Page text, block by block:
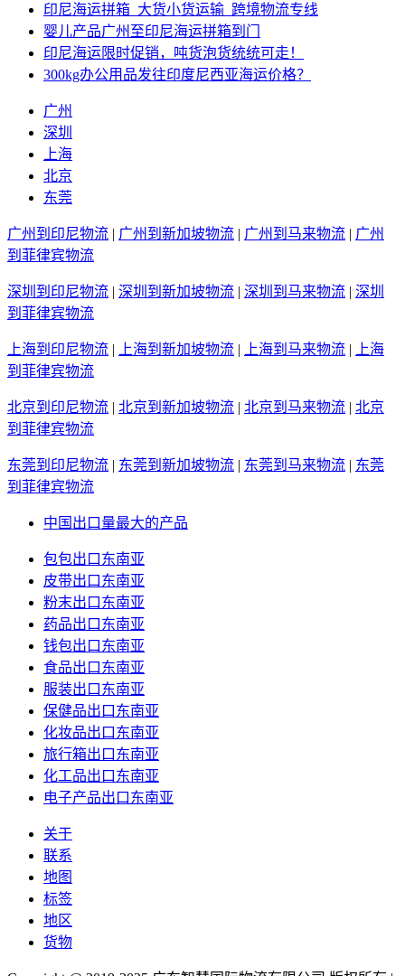
印尼海运拼箱_大货小货运输_跨境物流专线
婴儿产品广州至印尼海运拼箱到门
印尼海运限时促销，吨货泡货统统可走！
300kg办公用品发往印度尼西亚海运价格？
广州
深圳
上海
北京
东莞
广州到印尼物流 | 广州到新加坡物流 | 广州到马来物流 | 广州
到菲律宾物流
深圳到印尼物流 | 深圳到新加坡物流 | 深圳到马来物流 | 深圳
到菲律宾物流
上海到印尼物流 | 上海到新加坡物流 | 上海到马来物流 |
上海
到菲律宾物流
北京到印尼物流 | 北京到新加坡物流 | 北京到马来物流 | 北京
到菲律宾物流
东莞到印尼物流 | 东莞到新加坡物流 | 东莞到马来物流 | 东莞
到菲律宾物流
中国出口量最大的产品
包包出口东南亚
皮带出口东南亚
粉末出口东南亚
药品出口东南亚
钱包出口东南亚
食品出口东南亚
服装出口东南亚
保健品出口东南亚
化妆品出口东南亚
旅行箱出口东南亚
化工品出口东南亚
电子产品出口东南亚
关于
联系
地图
标签
地区
货物